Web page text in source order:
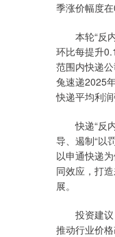
季涨价幅度
本轮“反内
环比每提升
范围内快递
兔速递2025
快递平均利
快递“反内
导、遏制“以
以申通快递
同效应，打
展。
投资建议：
推动行业价